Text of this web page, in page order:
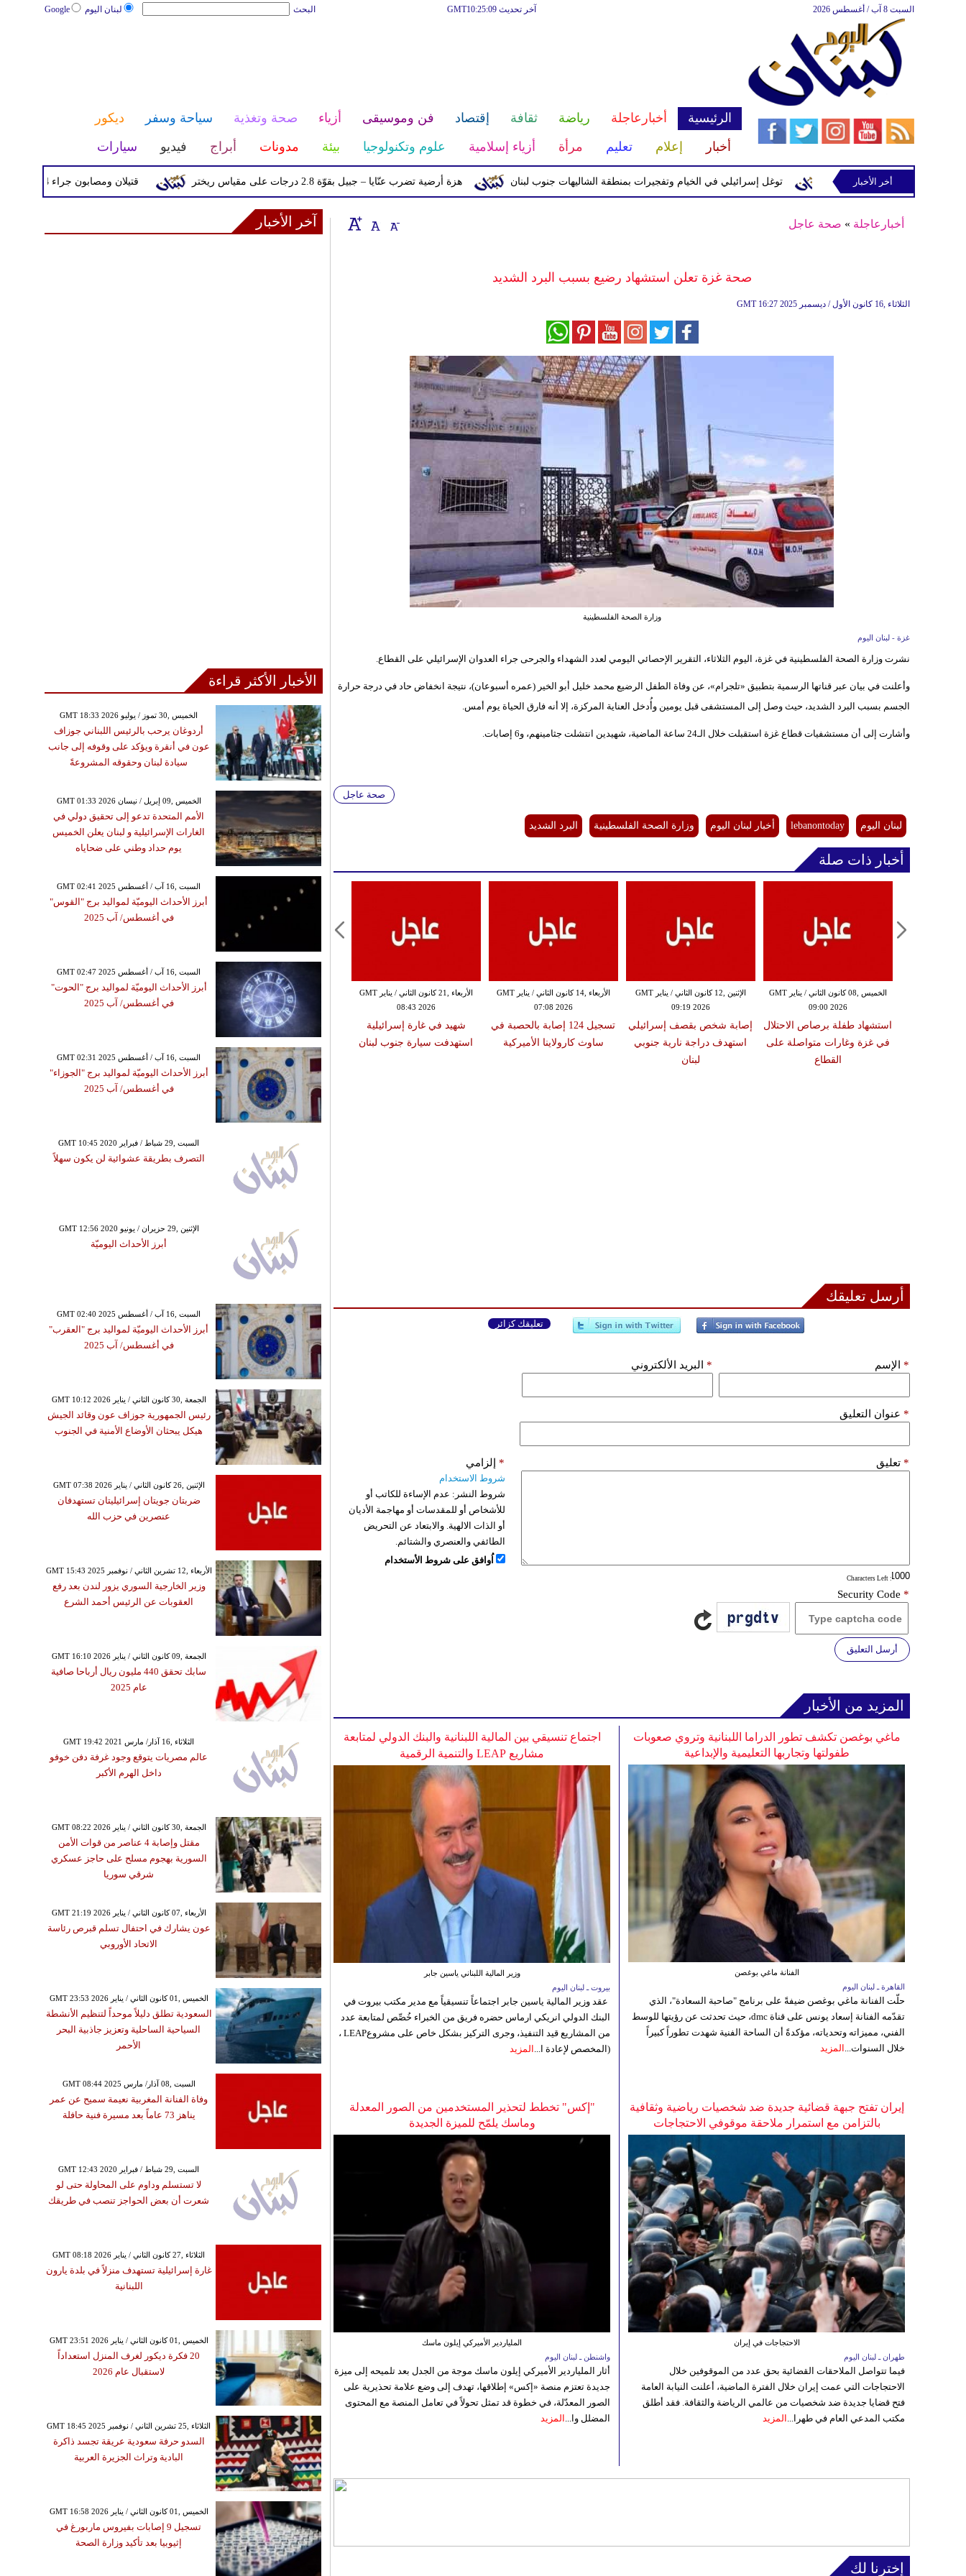
لبنان اليوم Google البحث آخر تحديث GMT10:25:09 السبت 8 آب / أغسطس 2026
الرئيسية أخبارعاجلة رياضة ثقافة إقتصاد فن وموسيقى أزياء صحة وتغذية سياحة وسفر
ديكور
أخبار
إعلام تعليم مرأة أزياء إسلامية علوم وتكنولوجيا بيئة مدونات أبراج فيديو سيارات
قتيلان ومصابون جراء 14 غارة إسرائيلية على شرق وجنوب لبنان هزة أرضية تضرب عنّايا – جبيل بقوّة 2.8 درجات على مقياس ريختر توغل إسرائيلي في الخيام وتفجيرات بمنطقة الشاليهات جنوب لبنان في رب ثلاثين
أخر الأخبار
أخبارعاجلة » صحة عاجل
صحة غزة تعلن استشهاد رضيع بسبب البرد الشديد
GMT 16:27 2025 الثلاثاء ,16 كانون الأول / ديسمبر
وزارة الصحة الفلسطينية
غزة - لبنان اليوم
نشرت وزارة الصحة الفلسطينية في غزة، اليوم الثلاثاء، التقرير الإحصائي اليومي لعدد الشهداء والجرحى جراء العدوان الإسرائيلي على القطاع.
وأعلنت في بيان عبر قناتها الرسمية بتطبيق «تلجرام»، عن وفاة الطفل الرضيع محمد خليل أبو الخير (عمره أسبوعان)، نتيجة انخفاض حاد في درجة حرارة
الجسم بسبب البرد الشديد، حيث وصل إلى المستشفى قبل يومين وأُدخل العناية المركزة، إلا أنه فارق الحياة يوم أمس.
وأشارت إلى أن مستشفيات قطاع غزة استقبلت خلال الـ24 ساعة الماضية، شهيدين انتشلت جثامينهم، و6 إصابات.
صحة عاجل
لبنان اليوم lebanontoday أخبار لبنان اليوم وزارة الصحة الفلسطينية البرد الشديد
أخبار ذات صلة
الأربعاء ,21 كانون الثاني / يناير GMT
08:43 2026
شهيد في غارة إسرائيلية
استهدفت سيارة جنوب لبنان
الأربعاء ,14 كانون الثاني / يناير GMT
07:08 2026
تسجيل 124 إصابة بالحصبة في
ساوث كارولاينا الأميركية
الإثنين ,12 كانون الثاني / يناير GMT
09:19 2026
إصابة شخص بقصف إسرائيلي
استهدف دراجة نارية جنوبي
لبنان
الخميس ,08 كانون الثاني / يناير GMT
09:00 2026
استشهاد طفلة برصاص الاحتلال
في غزة وغارات متواصلة على
القطاع
أرسل تعليقك
تعليقك كزائر
الإسم * البريد الألكتروني *
عنوان التعليق *
تعليق *
: Characters Left
إلزامي *
شروط الاستخدام
شروط النشر: عدم الإساءة للكاتب أو
للأشخاص أو للمقدسات أو مهاجمة الأديان
أو الذات الالهية. والابتعاد عن التحريض
الطائفي والعنصري والشتائم.
اُوافق على شروط الأستخدام
Security Code *
أرسل التعليق
المزيد من الأخبار
اجتماع تنسيقي بين المالية اللبنانية والبنك الدولي لمتابعة
مشاريع LEAP والتنمية الرقمية
وزير المالية اللبناني ياسين جابر
بيروت ـ لبنان اليوم
عقد وزير المالية ياسين جابر اجتماعاً تنسيقياً مع مدير مكتب بيروت في
البنك الدولي انريكي ارماس حضره فريق من الخبراء خُصِّص لمتابعة عدد
من المشاريع قيد التنفيذ، وجرى التركيز بشكل خاص على مشروعLEAP ،
(المخصص لإعادة ا... المزيد
ماغي بوغصن تكشف تطور الدراما اللبنانية وتروي صعوبات
طفولتها وتجاربها التعليمية والإبداعية
الفنانة ماغي بوغصن
القاهرة ـ لبنان اليوم
حلّت الفنانة ماغي بوغصن ضيفةً على برنامج "صاحبة السعادة"، الذي
تقدّمه الفنانة إسعاد يونس على قناة dmc، حيث تحدثت عن رؤيتها للوسط
الفني، مميزاته وتحدياته، مؤكدةً أن الساحة الفنية شهدت تطوراً كبيراً
خلال السنوات... المزيد
"إكس" تخطط لتحذير المستخدمين من الصور المعدلة
وماسك يلمّح للميزة الجديدة
الملياردير الأميركي إيلون ماسك
واشنطن ـ لبنان اليوم
أثار الملياردير الأميركي إيلون ماسك موجة من الجدل بعد تلميحه إلى ميزة
جديدة تعتزم منصة «إكس» إطلاقها، تهدف إلى وضع علامة تحذيرية على
الصور المعدّلة، في خطوة قد تمثل تحولاً في تعامل المنصة مع المحتوى
المضلل وا... المزيد
إيران تفتح جبهة قضائية جديدة ضد شخصيات رياضية وثقافية
بالتزامن مع استمرار ملاحقة موقوفي الاحتجاجات
الاحتجاجات في إيران
طهران ـ لبنان اليوم
فيما تتواصل الملاحقات القضائية بحق عدد من الموقوفين خلال
الاحتجاجات التي عمت إيران خلال الفترة الماضية، أعلنت النيابة العامة
فتح قضايا جديدة ضد شخصيات من عالمي الرياضة والثقافة. فقد أطلق
مكتب المدعي العام في طهرا... المزيد
إخترنا لك
آخر الأخبار
الأخبار الأكثر قراءة
GMT 18:33 2026 الخميس ,30 تموز / يوليو
أردوغان يرحب بالرئيس اللبناني جوزاف
عون في أنقرة ويؤكد على وقوفه إلى جانب
سيادة لبنان وحقوقه المشروعةً
GMT 01:33 2026 الخميس ,09 إبريل / نيسان
الأمم المتحدة تدعو إلى تحقيق دولي في
الغارات الإسرائيلية و لبنان يعلن الخميس
يوم حداد وطني على ضحاياه
GMT 02:41 2025 السبت ,16 آب / أغسطس
أبرز الأحداث اليوميّة لمواليد برج "القوس"
في أغسطس/ آب 2025
GMT 02:47 2025 السبت ,16 آب / أغسطس
أبرز الأحداث اليوميّة لمواليد برج "الحوت"
في أغسطس/ آب 2025
GMT 02:31 2025 السبت ,16 آب / أغسطس
أبرز الأحداث اليوميّة لمواليد برج "الجوزاء"
في أغسطس/ آب 2025
GMT 10:45 2020 السبت ,29 شباط / فبراير
التصرف بطريقة عشوائية لن يكون سهلاً
GMT 12:56 2020 الإثنين ,29 حزيران / يونيو
أبرز الأحداث اليوميّة
GMT 02:40 2025 السبت ,16 آب / أغسطس
أبرز الأحداث اليوميّة لمواليد برج "العقرب"
في أغسطس/ آب 2025
GMT 10:12 2026 الجمعة ,30 كانون الثاني / يناير
رئيس الجمهورية جوزاف عون وقائد الجيش
هيكل يبحثان الأوضاع الأمنية في الجنوب
GMT 07:38 2026 الإثنين ,26 كانون الثاني / يناير
ضربتان جويتان إسرائيليتان تستهدفان
عنصرين في حزب الله
GMT 15:43 2025 الأربعاء ,12 تشرين الثاني / نوفمبر
وزير الخارجية السوري يزور لندن بعد رفع
العقوبات عن الرئيس أحمد الشرع
GMT 16:10 2026 الجمعة ,09 كانون الثاني / يناير
سابك تحقق 440 مليون ريال أرباحا صافية
عام 2025
GMT 19:42 2021 الثلاثاء ,16 آذار/ مارس
عالم مصريات يتوقع وجود غرفة دفن خوفو
داخل الهرم الأكبر
GMT 08:22 2026 الجمعة ,30 كانون الثاني / يناير
مقتل وإصابة 4 عناصر من قوات الأمن
السورية بهجوم مسلح على حاجز عسكري
شرقي سوريا
GMT 21:19 2026 الأربعاء ,07 كانون الثاني / يناير
عون يشارك في احتفال تسلم قبرص رئاسة
الاتحاد الأوروبي
GMT 23:53 2026 الخميس ,01 كانون الثاني / يناير
السعودية تطلق دليلاً موحداً لتنظيم الأنشطة
السياحية الساحلية وتعزيز جاذبية البحر
الأحمر
GMT 08:44 2025 السبت ,08 آذار/ مارس
وفاة الفنانة المغربية نعيمة سميح عن عمر
يناهز 73 عاماً بعد مسيرة فنية حافلة
GMT 12:43 2020 السبت ,29 شباط / فبراير
لا تستسلم وداوم على المحاولة حتى لو
شعرت أن بعض الحواجز تنصب في طريقك
GMT 08:18 2026 الثلاثاء ,27 كانون الثاني / يناير
غارة إسرائيلية تستهدف منزلاً في بلدة يارون
اللبنانية
GMT 23:51 2026 الخميس ,01 كانون الثاني / يناير
20 فكرة ديكور لغرف المنزل استعداداً
لاستقبال عام 2026
GMT 18:45 2025 الثلاثاء ,25 تشرين الثاني / نوفمبر
السدو حرفة سعودية عريقة تجسد ذاكرة
البادية وتراث الجزيرة العربية
GMT 16:58 2026 الخميس ,01 كانون الثاني / يناير
تسجيل 9 إصابات بفيروس ماربورغ في
إثيوبيا بعد تأكيد وزارة الصحة